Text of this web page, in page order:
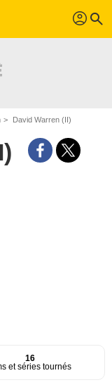
profil search
David Warren (II)
16
et séries tournés